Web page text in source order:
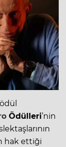
Ödülleri’nin
hak ettiği